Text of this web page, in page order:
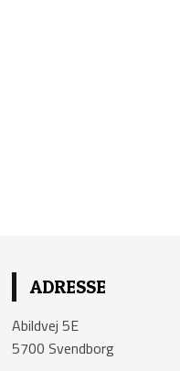
ADRESSE
Abildvej 5E
5700 Svendborg